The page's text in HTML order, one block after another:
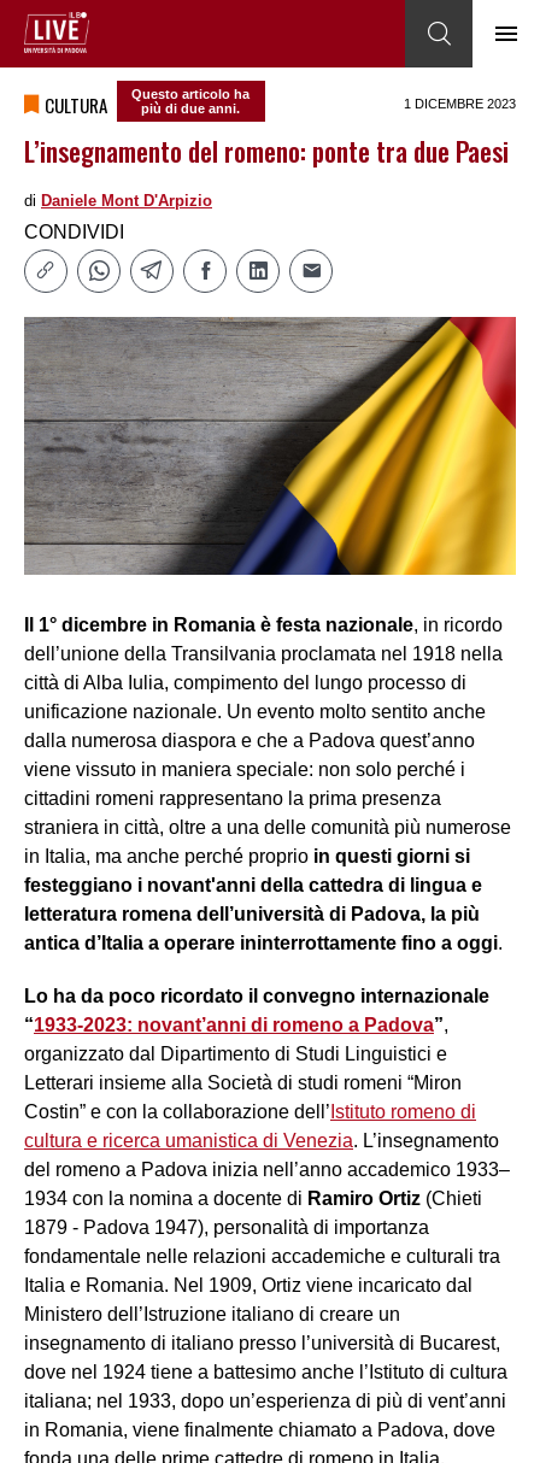
CULTURA
Questo articolo ha
più di due anni.
1 DICEMBRE 2023
L’insegnamento del romeno: ponte tra due Paesi
di Daniele Mont D'Arpizio
CONDIVIDI
Il 1° dicembre in Romania è festa nazionale, in ricordo
dell’unione della Transilvania proclamata nel 1918 nella
città di Alba Iulia, compimento del lungo processo di
unificazione nazionale. Un evento molto sentito anche
dalla numerosa diaspora e che a Padova quest’anno
viene vissuto in maniera speciale: non solo perché i
cittadini romeni rappresentano la prima presenza
straniera in città, oltre a una delle comunità più numerose
in Italia, ma anche perché proprio in questi giorni si
festeggiano i novant'anni della cattedra di lingua e
letteratura romena dell’università di Padova, la più
antica d’Italia a operare ininterrottamente fino a oggi.
Lo ha da poco ricordato il convegno internazionale
“1933-2023: novant’anni di romeno a Padova”,
organizzato dal Dipartimento di Studi Linguistici e
Letterari insieme alla Società di studi romeni “Miron
Costin” e con la collaborazione dell’ Istituto romeno di
cultura e ricerca umanistica di Venezia. L’insegnamento
del romeno a Padova inizia nell’anno accademico 1933–
1934 con la nomina a docente di Ramiro Ortiz (Chieti
1879 - Padova 1947), personalità di importanza
fondamentale nelle relazioni accademiche e culturali tra
Italia e Romania. Nel 1909, Ortiz viene incaricato dal
Ministero dell’Istruzione italiano di creare un
insegnamento di italiano presso l’università di Bucarest,
dove nel 1924 tiene a battesimo anche l’Istituto di cultura
italiana; nel 1933, dopo un’esperienza di più di vent’anni
in Romania, viene finalmente chiamato a Padova, dove